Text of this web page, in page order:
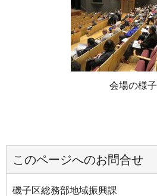
会場の様子
このページへのお問合せ
磯子区総務部地域振興課